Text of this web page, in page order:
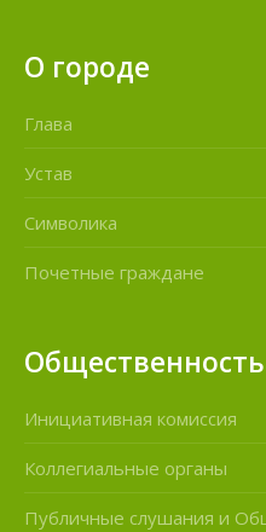
О городе
Глава
Устав
Символика
Почетные граждане
Общественность
Инициативная комиссия
Коллегиальные органы
Публичные слушания и